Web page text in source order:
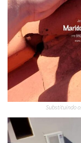
Substituindo